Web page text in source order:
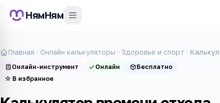
НямНям
Главная Онлайн калькуляторы Здоровье и спорт
Онлайн-инструмент Онлайн
Бесплатно
☆ В избранное